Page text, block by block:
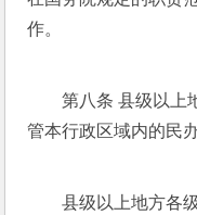
作。
第八条 县级以上
管本行政区域内的民
县级以上地方各